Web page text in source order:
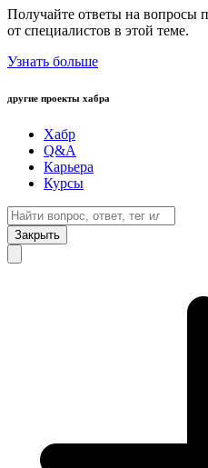
Получайте ответы на вопросы
от специалистов в этой теме.
Узнать больше
другие проекты хабра
Хабр
Q&A
Карьера
Курсы
Закрыть